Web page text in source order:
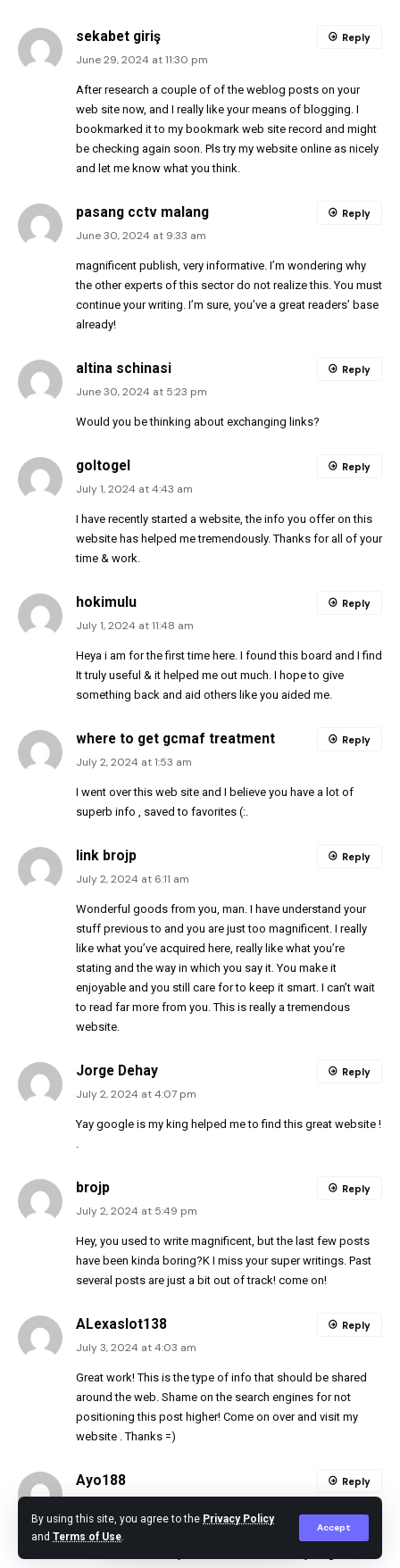
By using this site, you agree to the Privacy Policy
and Terms of Use.
Accept
sekabet giriş
June 29, 2024 at 11:30 pm
After research a couple of of the weblog posts on your
web site now, and I really like your means of blogging. I
bookmarked it to my bookmark web site record and might
be checking again soon. Pls try my website online as nicely
and let me know what you think.
Reply
pasang cctv malang
June 30, 2024 at 9:33 am
magnificent publish, very informative. I’m wondering why
the other experts of this sector do not realize this. You must
continue your writing. I’m sure, you’ve a great readers’ base
already!
Reply
altina schinasi
June 30, 2024 at 5:23 pm
Would you be thinking about exchanging links?
Reply
goltogel
July 1, 2024 at 4:43 am
I have recently started a website, the info you offer on this
website has helped me tremendously. Thanks for all of your
time & work.
Reply
hokimulu
July 1, 2024 at 11:48 am
Heya i am for the first time here. I found this board and I find
It truly useful & it helped me out much. I hope to give
something back and aid others like you aided me.
Reply
where to get gcmaf treatment
July 2, 2024 at 1:53 am
I went over this web site and I believe you have a lot of
superb info , saved to favorites (:.
Reply
link brojp
July 2, 2024 at 6:11 am
Wonderful goods from you, man. I have understand your
stuff previous to and you are just too magnificent. I really
like what you’ve acquired here, really like what you’re
stating and the way in which you say it. You make it
enjoyable and you still care for to keep it smart. I can’t wait
to read far more from you. This is really a tremendous
website.
Reply
Jorge Dehay
July 2, 2024 at 4:07 pm
Yay google is my king helped me to find this great website !
.
Reply
brojp
July 2, 2024 at 5:49 pm
Hey, you used to write magnificent, but the last few posts
have been kinda boring?K I miss your super writings. Past
several posts are just a bit out of track! come on!
Reply
ALexaslot138
July 3, 2024 at 4:03 am
Great work! This is the type of info that should be shared
around the web. Shame on the search engines for not
positioning this post higher! Come on over and visit my
website . Thanks =)
Reply
Ayo188
I think this internet site has got some rattling fantastic
Reply